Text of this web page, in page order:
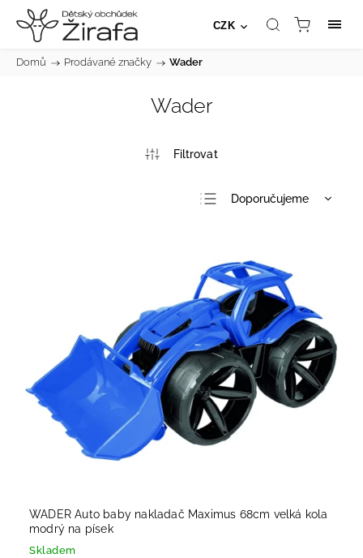
CZK
Domů / Prodávané značky / Wader
Wader
Doporučujeme
Nejprodávanější
Abecedně
WADER Auto baby nakladač Maximus 68cm velká kola
modrý na písek
Skladem